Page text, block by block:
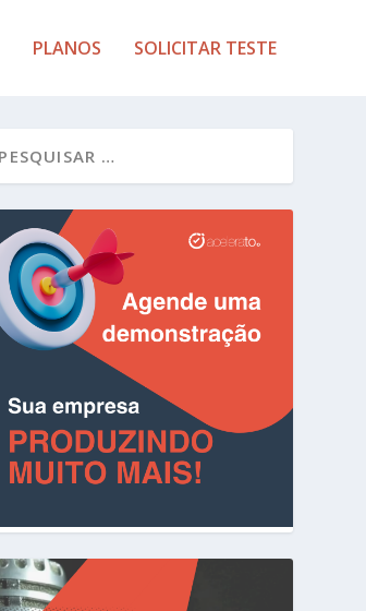
PLANOS SOLICITAR TESTE